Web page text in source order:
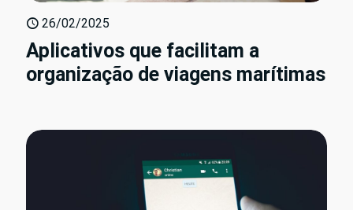
26/02/2025
Aplicativos que facilitam a
organização de viagens marítimas